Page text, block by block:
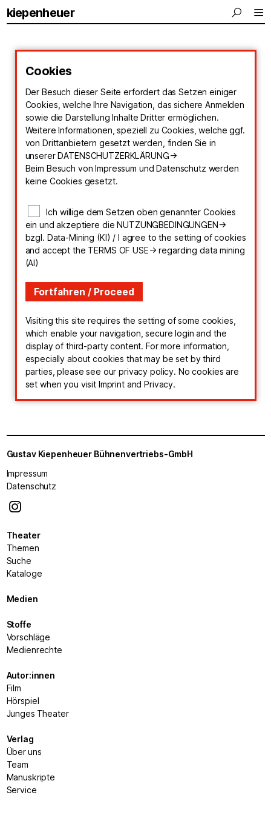
kiepenheuer
Cookies
Der Besuch dieser Seite erfordert das Setzen einiger
Cookies, welche Ihre Navigation, das sichere Anmelden
sowie die Darstellung Inhalte Dritter ermöglichen.
Weitere Informationen, speziell zu Cookies, welche ggf.
von Drittanbietern gesetzt werden, finden Sie in
unsererDATENSCHUTZERKLÄRUNG->
Beim Besuch von Impressum und Datenschutz werden
keine Cookies gesetzt.
Ich willige dem Setzen oben genannter Cookies
ein und akzeptiere dieNUTZUNGBEDINGUNGEN->
bzgl. Data-Mining (KI) / I agree to the setting of cookies
and accept the TERMS OF USE-> regarding data mining
(AI)
Visiting this site requires the setting of some cookies,
which enable your navigation, secure login and the
display of third-party content. For more information,
especially about cookies that may be set by third
parties, please see our privacy policy. No cookies are
set when you visit Imprint and Privacy.
Gustav Kiepenheuer Bühnenvertriebs-GmbH
Impressum
Datenschutz
Theater
Themen
Suche
Kataloge
Medien
Stoffe
Vorschläge
Medienrechte
Autor:innen
Film
Hörspiel
Junges Theater
Verlag
Über uns
Team
Manuskripte
Service